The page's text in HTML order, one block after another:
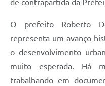
de contrapartida da
O prefeito Roberto
representa um avanço
o desenvolvimento
muito esperada. Há
trabalhando em